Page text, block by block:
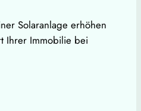
Solaranlage erhöhen
Ihrer Immobilie bei